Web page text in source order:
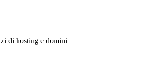
di hosting e domini